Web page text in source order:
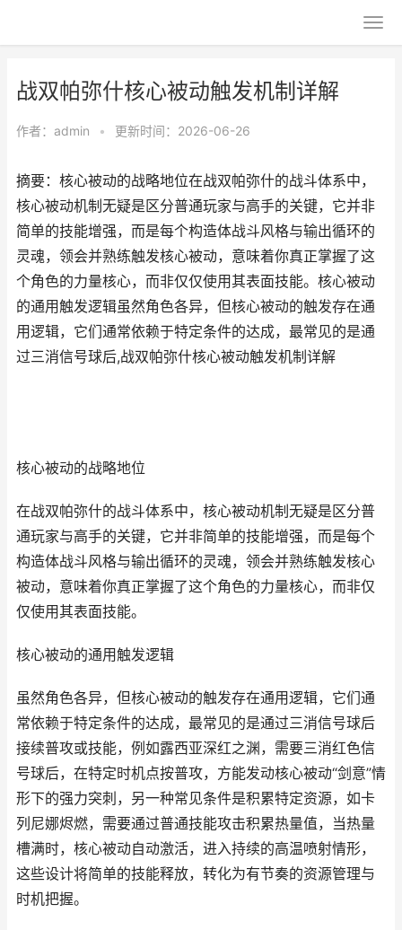
战双帕弥什核心被动触发机制详解
作者： admin • 更新时间：2026-06-26
摘要：核心被动的战略地位在战双帕弥什的战斗体系中，
核心被动机制无疑是区分普通玩家与高手的关键，它并非
简单的技能增强，而是每个构造体战斗风格与输出循环的
灵魂，领会并熟练触发核心被动，意味着你真正掌握了这
个角色的力量核心，而非仅仅使用其表面技能。核心被动
的通用触发逻辑虽然角色各异，但核心被动的触发存在通
用逻辑，它们通常依赖于特定条件的达成，最常见的是通
过三消信号球后,战双帕弥什核心被动触发机制详解
核心被动的战略地位
在战双帕弥什的战斗体系中，核心被动机制无疑是区分普
通玩家与高手的关键，它并非简单的技能增强，而是每个
构造体战斗风格与输出循环的灵魂，领会并熟练触发核心
被动，意味着你真正掌握了这个角色的力量核心，而非仅
仅使用其表面技能。
核心被动的通用触发逻辑
虽然角色各异，但核心被动的触发存在通用逻辑，它们通
常依赖于特定条件的达成，最常见的是通过三消信号球后
接续普攻或技能，例如露西亚深红之渊，需要三消红色信
号球后，在特定时机点按普攻，方能发动核心被动“剑意”情
形下的强力突刺，另一种常见条件是积累特定资源，如卡
列尼娜烬燃，需要通过普通技能攻击积累热量值，当热量
槽满时，核心被动自动激活，进入持续的高温喷射情形，
这些设计将简单的技能释放，转化为有节奏的资源管理与
时机把握。